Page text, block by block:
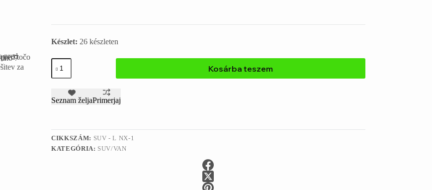
Készlet: 26 készleten
Kosárba teszem
Seznam željaPrimerjaj
CIKKSZÁM: SUV - L NX-1
KATEGÓRIA: SUV/VAN